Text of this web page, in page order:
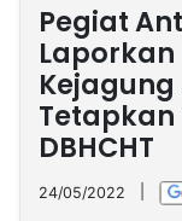
Nasional
International
Olahraga
Entertainment
Daerah
Pariwisata
Kuliner
Kolom
Network
TREETAN
Pegiat
Laporkan
Kejagung
Tetapkan
DBHCHT
24/05/2022